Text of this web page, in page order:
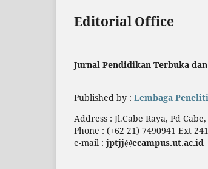
Editorial Office
Jurnal Pendidikan Terbuka dan
Published by : Lembaga
Address : Jl.Cabe Raya, Pd
Phone : (+62 21) 7490941 Ext
e-mail : jptjj@ecampus.ut.ac.id